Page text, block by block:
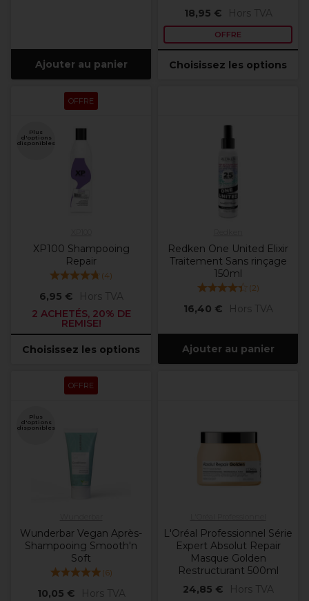
Ajouter au panier
18,95 € Hors TVA
OFFRE
Choisissez les options
OFFRE
Plus
d'options
disponibles
XP100 Shampooing
Repair
(4)
6,95 €
Hors TVA
2 ACHETÉS, 20% DE
REMISE!
Choisissez les options
Redken One United Elixir
Traitement Sans rinçage
150ml
(2)
16,40 € Hors TVA
Ajouter au panier
OFFRE
Plus
d'options
disponibles
Wunderbar Vegan Après-
Shampooing Smooth'n
Soft
(6)
10,05 €
Hors TVA
L'Oréal Professionnel Série
Expert Absolut Repair
Masque Golden
Restructurant 500ml
24,85 €
Hors TVA